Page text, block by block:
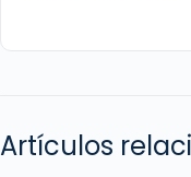
Artículos